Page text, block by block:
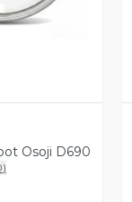
Osoji D690
)